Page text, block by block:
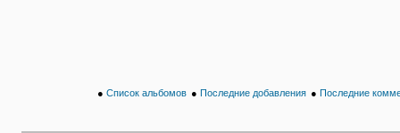
● Список альбомов ● Последние добавления ● Последние